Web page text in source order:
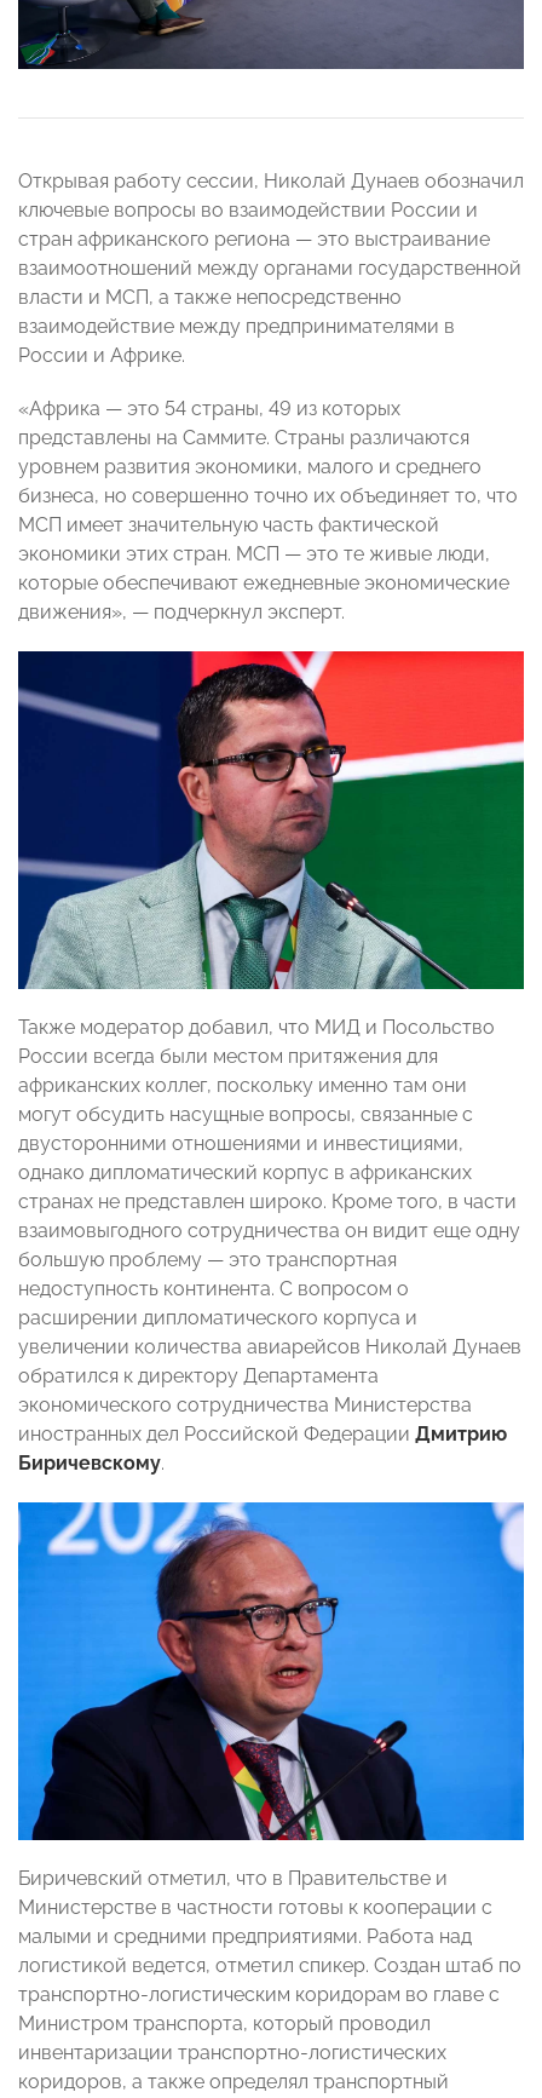
Открывая работу сессии, Николай Дунаев обозначил
ключевые вопросы во взаимодействии России и
стран африканского региона — это выстраивание
взаимоотношений между органами государственной
власти и МСП, а также непосредственно
взаимодействие между предпринимателями в
России и Африке.
«Африка — это 54 страны, 49 из которых
представлены на Саммите. Страны различаются
уровнем развития экономики, малого и среднего
бизнеса, но совершенно точно их объединяет то, что
МСП имеет значительную часть фактической
экономики этих стран. МСП — это те живые люди,
которые обеспечивают ежедневные экономические
движения», — подчеркнул эксперт.
Также модератор добавил, что МИД и Посольство
России всегда были местом притяжения для
африканских коллег, поскольку именно там они
могут обсудить насущные вопросы, связанные с
двусторонними отношениями и инвестициями,
однако дипломатический корпус в африканских
странах не представлен широко. Кроме того, в части
взаимовыгодного сотрудничества он видит еще одну
большую проблему — это транспортная
недоступность континента. С вопросом о
расширении дипломатического корпуса и
увеличении количества авиарейсов Николай Дунаев
обратился к директору Департамента
экономического сотрудничества Министерства
иностранных дел Российской Федерации Дмитрию
Биричевскому.
Биричевский отметил, что в Правительстве и
Министерстве в частности готовы к кооперации с
малыми и средними предприятиями. Работа над
логистикой ведется, отметил спикер. Создан штаб по
транспортно-логистическим коридорам во главе с
Министром транспорта, который проводил
инвентаризации транспортно-логистических
коридоров, а также определял транспортный